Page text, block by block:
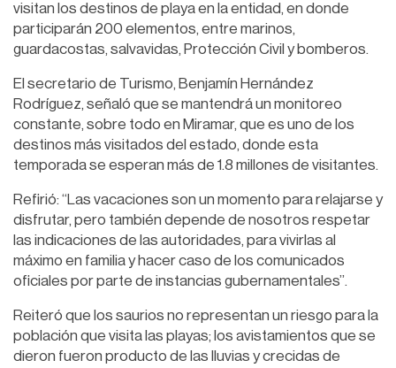
visitan los destinos de playa en la entidad, en donde
participarán 200 elementos, entre marinos,
guardacostas, salvavidas, Protección Civil y bomberos.
El secretario de Turismo, Benjamín Hernández
Rodríguez, señaló que se mantendrá un monitoreo
constante, sobre todo en Miramar, que es uno de los
destinos más visitados del estado, donde esta
temporada se esperan más de 1.8 millones de visitantes.
Refirió: “Las vacaciones son un momento para relajarse y
disfrutar, pero también depende de nosotros respetar
las indicaciones de las autoridades, para vivirlas al
máximo en familia y hacer caso de los comunicados
oficiales por parte de instancias gubernamentales”.
Reiteró que los saurios no representan un riesgo para la
población que visita las playas; los avistamientos que se
dieron fueron producto de las lluvias y crecidas de